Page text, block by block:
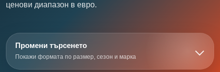
ценови диапазон в евро.
Промени търсенето
Покажи формата по размер, сезон и марка